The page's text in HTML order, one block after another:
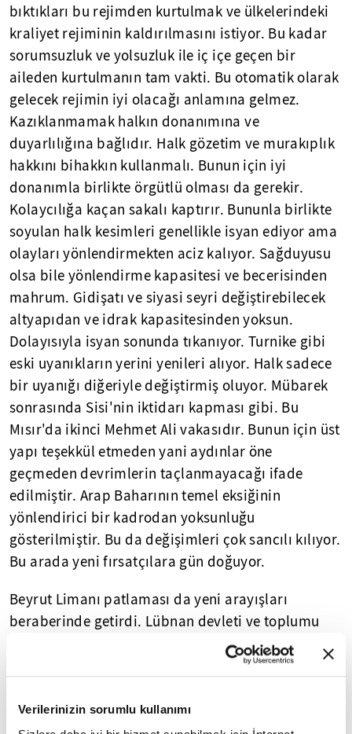
Verilerinizin sorumlu kullanımı
bıktıkları bu rejimden kurtulmak ve ülkelerindeki
kraliyet rejiminin kaldırılmasını istiyor. Bu kadar
sorumsuzluk ve yolsuzluk ile iç içe geçen bir
aileden kurtulmanın tam vakti. Bu otomatik olarak
gelecek rejimin iyi olacağı anlamına gelmez.
Kazıklanmamak halkın donanımına ve
duyarlılığına bağlıdır. Halk gözetim ve murakıplık
hakkını bihakkın kullanmalı. Bunun için iyi
donanımla birlikte örgütlü olması da gerekir.
Kolaycılığa kaçan sakalı kaptırır. Bununla birlikte
soyulan halk kesimleri genellikle isyan ediyor ama
olayları yönlendirmekten aciz kalıyor. Sağduyusu
olsa bile yönlendirme kapasitesi ve becerisinden
mahrum. Gidişatı ve siyasi seyri değiştirebilecek
altyapıdan ve idrak kapasitesinden yoksun.
Dolayısıyla isyan sonunda tıkanıyor. Turnike gibi
eski uyanıkların yerini yenileri alıyor. Halk sadece
bir uyanığı diğeriyle değiştirmiş oluyor. Mübarek
sonrasında Sisi'nin iktidarı kapması gibi. Bu
Mısır'da ikinci Mehmet Ali vakasıdır. Bunun için üst
yapı teşekkül etmeden yani aydınlar öne
geçmeden devrimlerin taçlanmayacağı ifade
edilmiştir. Arap Baharının temel eksiğinin
yönlendirici bir kadrodan yoksunluğu
gösterilmiştir. Bu da değişimleri çok sancılı kılıyor.
Bu arada yeni fırsatçılara gün doğuyor.
Beyrut Limanı patlaması da yeni arayışları
beraberinde getirdi. Lübnan devleti ve toplumu
çözülüyor The Economist dergisine göre sadece
teknokrat bir figürandan ibaret olan Hasan Diyab
nefretiyle denmese bileİran